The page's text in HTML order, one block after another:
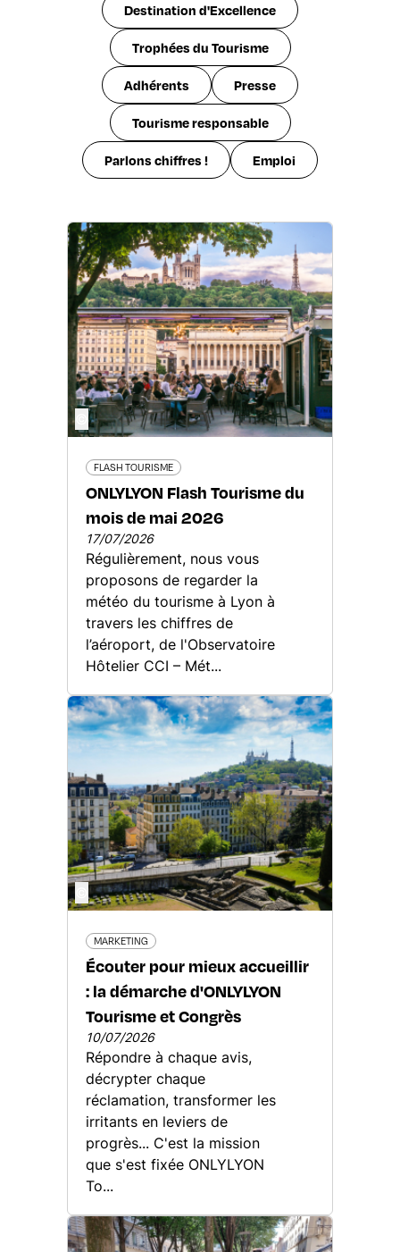
Destination d'Excellence
Trophées du Tourisme
Adhérents Presse
Tourisme responsable
Parlons chiffres ! Emploi
FLASH TOURISME
ONLYLYON Flash Tourisme du
mois de mai 2026
17/07/2026
Régulièrement, nous vous
proposons de regarder la
météo du tourisme à Lyon à
travers les chiffres de
l’aéroport, de l'Observatoire
Hôtelier CCI – Mét...
©
MARKETING
Écouter pour mieux accueillir
: la démarche d'ONLYLYON
Tourisme et Congrès
10/07/2026
Répondre à chaque avis,
décrypter chaque
réclamation, transformer les
irritants en leviers de
progrès... C'est la mission
que s'est fixée ONLYLYON
To...